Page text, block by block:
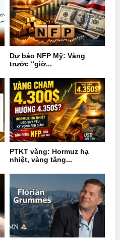
Dự báo NFP Mỹ: Vàng
trước “giờ...
PTKT vàng: Hormuz hạ
nhiệt, vàng tăng...